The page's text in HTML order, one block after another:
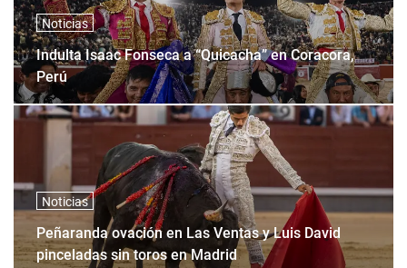
Noticias
Indulta Isaac Fonseca a “Quicacha” en Coracora,
Perú
Noticias
Peñaranda ovación en Las Ventas y Luis David
pinceladas sin toros en Madrid